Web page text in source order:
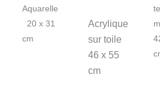
Aquarelle
20 x 31
cm
Acrylique
sur toile
46 x 55
cm